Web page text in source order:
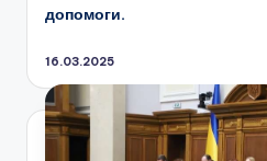
допомоги.
16.03.2025